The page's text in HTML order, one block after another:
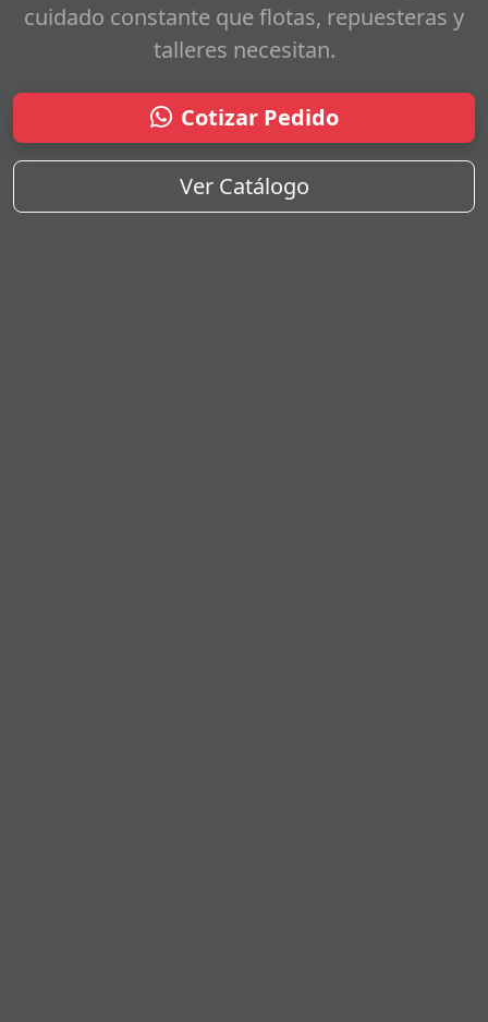
cuidado constante que flotas, repuesteras y
talleres necesitan.
Cotizar Pedido
Ver Catálogo